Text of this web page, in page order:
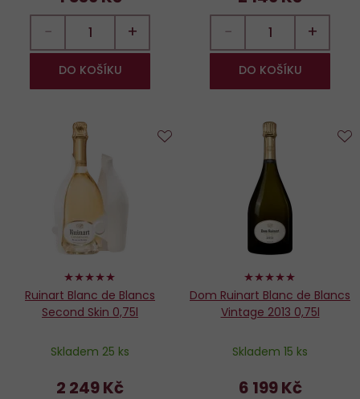
− +
DO KOŠÍKU
− +
DO KOŠÍKU
100%
Ruinart Blanc de Blancs
Second Skin 0,75l
Skladem 25 ks
2 249 Kč
100%
Dom Ruinart Blanc de Blancs
Vintage 2013 0,75l
Skladem 15 ks
6 199 Kč